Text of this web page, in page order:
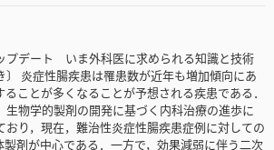
デート いま外科医に求められる知識と技術
〕 炎症性腸疾患は罹患数が近年も増加傾向にあ
ことが多くなることが予想される疾患である．
生物学的製剤の開発に基づく内科治療の進歩に
おり，現在，難治性炎症性腸疾患症例に対しての
剤が中心である．一方で，効果減弱に伴う二次